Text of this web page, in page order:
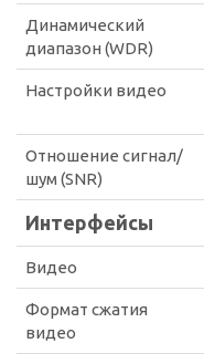
Динамический
диапазон (WDR)
Настройки видео
Отношение сигнал/
шум (SNR)
Интерфейсы
Видео
Формат сжатия
видео